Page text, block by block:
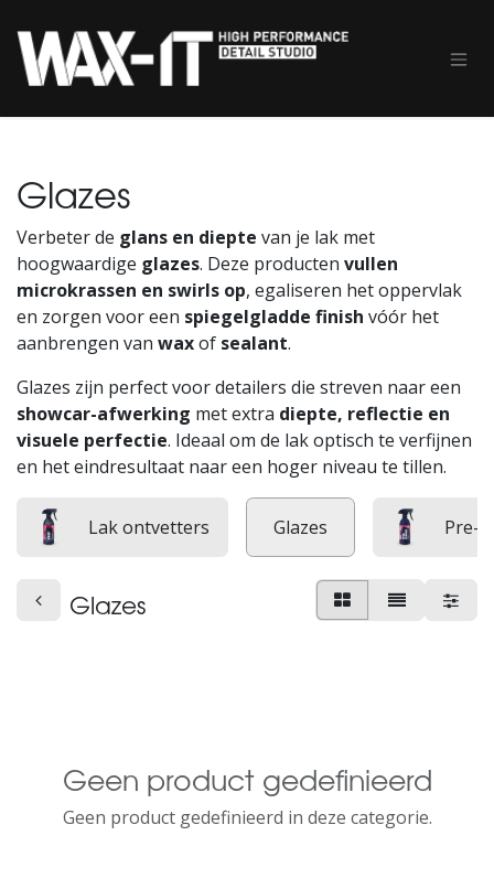
Glazes
Verbeter de glans en diepte van je lak met
hoogwaardige glazes. Deze producten vullen
microkrassen en swirls op, egaliseren het oppervlak
en zorgen voor een spiegelgladde finish vóór het
aanbrengen van waxof sealant.
Glazes zijn perfect voor detailers die streven naar een
showcar-afwerking met extra diepte, reflectie en
visuele perfectie. Ideaal om de lak optisch te verfijnen
en het eindresultaat naar een hoger niveau te tillen.
Lak ontvetters Glazes Pre-
Glazes
Geen product gedefinieerd
Geen product gedefinieerd in deze categorie.